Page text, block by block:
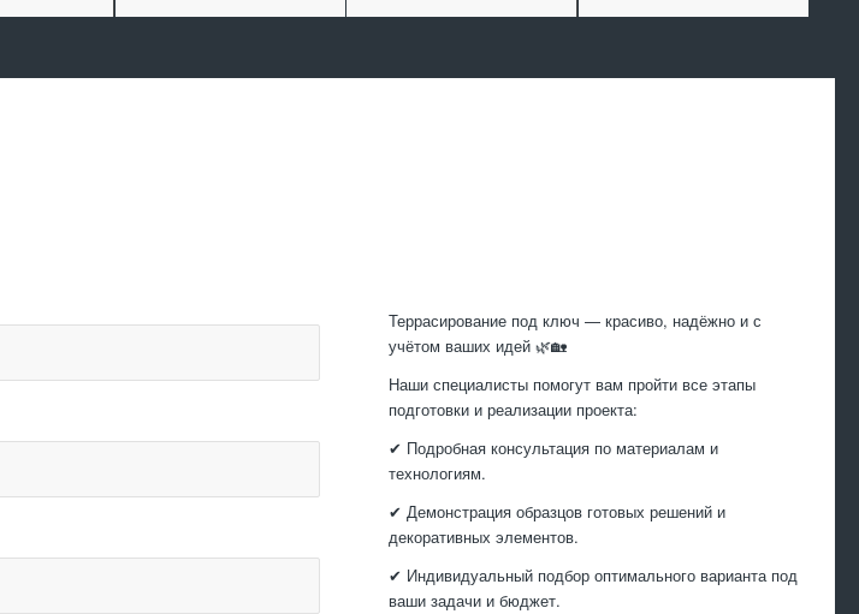
Террасирование под ключ — красиво, надёжно и с
учётом ваших идей 🌿🏡
Наши специалисты помогут вам пройти все этапы
подготовки и реализации проекта:
✔ Подробная консультация по материалам и
технологиям.
✔ Демонстрация образцов готовых решений и
декоративных элементов.
✔ Индивидуальный подбор оптимального варианта под
ваши задачи и бюджет.